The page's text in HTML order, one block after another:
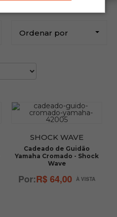
Ordenar por
SHOCK WAVE
Cadeado de Guidão
Yamaha Cromado - Shock
Wave
R$ 64,00